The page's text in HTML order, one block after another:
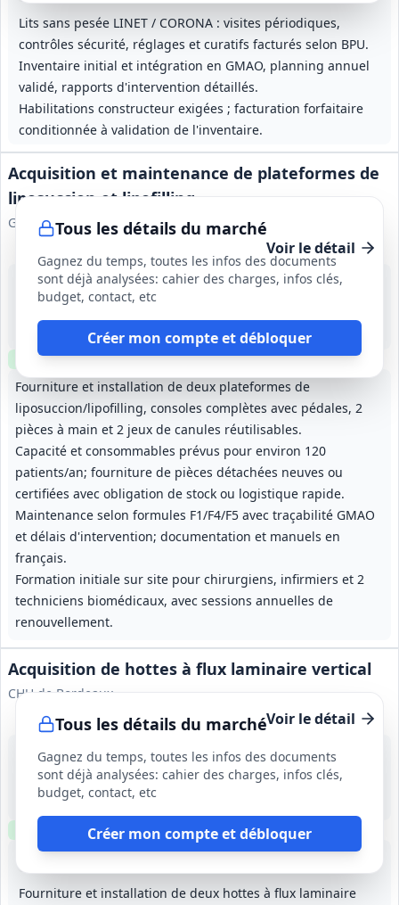
Lits sans pesée LINET / CORONA : visites périodiques,
contrôles sécurité, réglages et curatifs facturés selon BPU.
Inventaire initial et intégration en GMAO, planning annuel
validé, rapports d'intervention détaillés.
Habilitations constructeur exigées ; facturation forfaitaire
conditionnée à validation de l'inventaire.
Tous les détails du marché
Gagnez du temps, toutes les infos des documents
sont déjà analysées: cahier des charges, infos clés,
budget, contact, etc
Créer mon compte et débloquer
Acquisition et maintenance de plateformes de
liposuccion et lipofilling
Groupement Hospitalier de Territoire Hôpitaux de Provence
Voir le détail
Fourniture et installation de deux plateformes de
liposuccion/lipofilling, consoles complètes avec pédales, 2
pièces à main et 2 jeux de canules réutilisables.
Capacité et consommables prévus pour environ 120
patients/an; fourniture de pièces détachées neuves ou
certifiées avec obligation de stock ou logistique rapide.
Maintenance selon formules F1/F4/F5 avec traçabilité GMAO
et délais d'intervention; documentation et manuels en
français.
Formation initiale sur site pour chirurgiens, infirmiers et 2
techniciens biomédicaux, avec sessions annuelles de
renouvellement.
17 août 2026
Marseille (13)
Clause environnementale Échantillonsrequis
Tous les détails du marché
Gagnez du temps, toutes les infos des documents
sont déjà analysées: cahier des charges, infos clés,
budget, contact, etc
Créer mon compte et débloquer
Acquisition de hottes à flux laminaire vertical
CHU de Bordeaux
Voir le détail
Fourniture et installation de deux hottes à flux laminaire
19 août 2026
Bordeaux (33)
70 000 €
12 mois (à compter de la notification)
Clause environnementale Clause sociale Visite